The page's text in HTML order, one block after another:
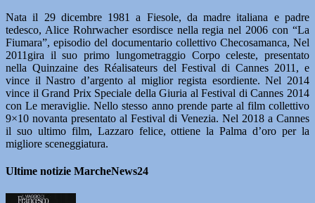
Nata il 29 dicembre 1981 a Fiesole, da madre italiana e padre
tedesco, Alice Rohrwacher esordisce nella regia nel 2006 con “La
Fiumara”, episodio del documentario collettivo Checosamanca, Nel
2011gira il suo primo lungometraggio Corpo celeste, presentato
nella Quinzaine des Réalisateurs del Festival di Cannes 2011, e
vince il Nastro d’argento al miglior regista esordiente. Nel 2014
vince il Grand Prix Speciale della Giuria al Festival di Cannes 2014
con Le meraviglie. Nello stesso anno prende parte al film collettivo
9×10 novanta presentato al Festival di Venezia. Nel 2018 a Cannes
il suo ultimo film, Lazzaro felice, ottiene la Palma d’oro per la
migliore sceneggiatura.
Ultime notizie MarcheNews24